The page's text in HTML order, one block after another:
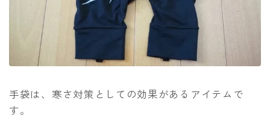
手袋は、寒さ対策としての効果があるアイテムで
す。